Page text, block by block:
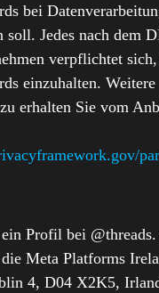
bei
soll. Jedes nach dem
verpflichtet sich,
einzuhalten. Weitere
erhalten Sie vom
Profil bei
die Meta Platforms
4, D04 X2K5,